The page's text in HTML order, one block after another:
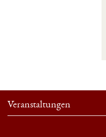
Veranstaltungen